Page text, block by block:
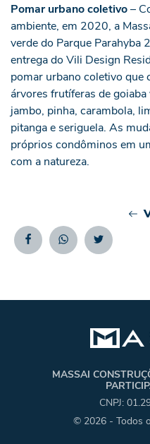
Pomar urbano coletivo–
ambiente, em 2020, a
verde do Parque Parahyba
entrega do Vili Design
pomar urbano coletivo que
árvores frutíferas de
jambo, pinha, carambola,
pitanga e seriguela. As
próprios condôminos em
com a natureza.
FacebookWhatsappTwitter
MASSAI
CNPJ:
© 2026 - Todos